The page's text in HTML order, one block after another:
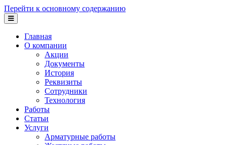
Перейти к основному содержанию
Главная
О компании
Акции
Документы
История
Реквизиты
Сотрудники
Технология
Работы
Статьи
Услуги
Арматурные работы